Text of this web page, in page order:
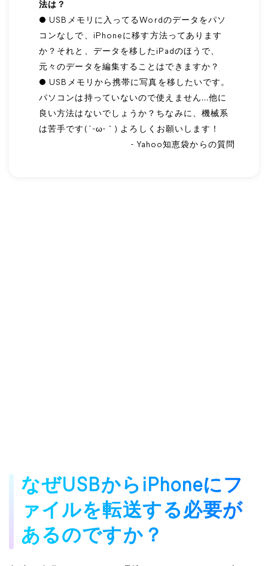
法は？
● USBメモリに入ってるWordのデータをパソ
コンなしで、iPhoneに移す方法ってあります
か？それと、データを移したiPadのほうで、
元々のデータを編集することはできますか？
● USBメモリから携帯に写真を移したいです。
パソコンは持っていないので使えません…他に
良い方法はないでしょうか？ちなみに、機械系
は苦手です(´-ω-｀) よろしくお願いします！
- Yahoo知恵袋からの質問
なぜUSBからiPhoneにフ
ァイルを転送する必要が
あるのですか？